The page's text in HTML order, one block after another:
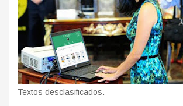
Textos desclasificados.